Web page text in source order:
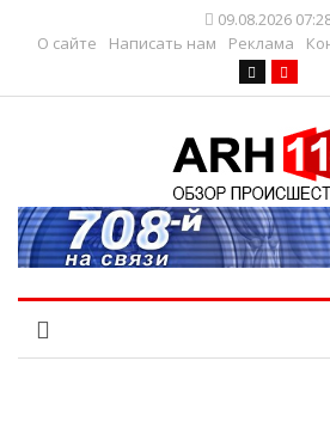
09.08.2026
О сайте
Написать нам Реклама